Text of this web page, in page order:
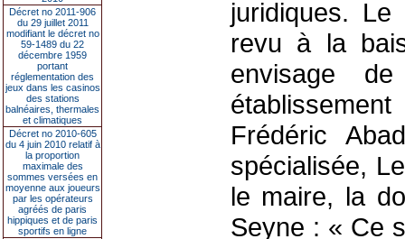
Décret no 2011-906
du 29 juillet 2011
modifiant le décret no
59-1489 du 22
décembre 1959
portant
réglementation des
jeux dans les casinos
des stations
balnéaires, thermales
et climatiques
Décret no 2010-605
du 4 juin 2010 relatif à
la proportion
maximale des
sommes versées en
moyenne aux joueurs
par les opérateurs
agréés de paris
hippiques et de paris
sportifs en ligne
juridiques.
revu à la
envisage
Frédéric
spécialisée,
le maire, la
Seyne : « Ce